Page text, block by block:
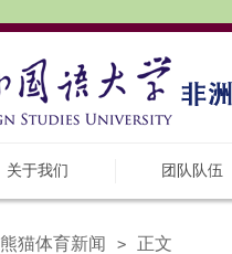
关于我们 团队队伍
熊猫体育新闻 > 正文